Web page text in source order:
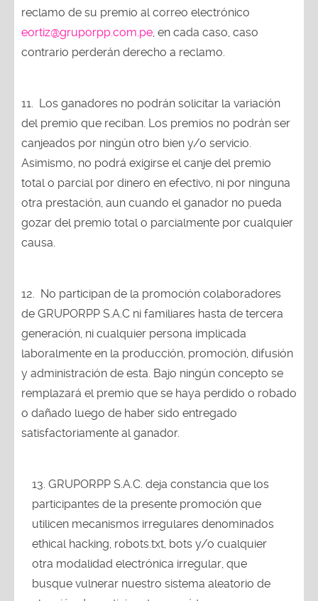
reclamo de su premio al correo electrónico
eortiz@gruporpp.com.pe , en cada caso, caso
contrario perderán derecho a reclamo.
11. Los ganadores no podrán solicitar la variación
del premio que reciban. Los premios no podrán ser
canjeados por ningún otro bien y/o servicio.
Asimismo, no podrá exigirse el canje del premio
total o parcial por dinero en efectivo, ni por ninguna
otra prestación, aun cuando el ganador no pueda
gozar del premio total o parcialmente por cualquier
causa.
12. No participan de la promoción colaboradores
de GRUPORPP S.A.C ni familiares hasta de tercera
generación, ni cualquier persona implicada
laboralmente en la producción, promoción, difusión
y administración de esta. Bajo ningún concepto se
remplazará el premio que se haya perdido o robado
o dañado luego de haber sido entregado
satisfactoriamente al ganador.
GRUPORPP S.A.C. deja constancia que los
participantes de la presente promoción que
utilicen mecanismos irregulares denominados
ethical hacking, robots.txt, bots y/o cualquier
otra modalidad electrónica irregular, que
busque vulnerar nuestro sistema aleatorio de